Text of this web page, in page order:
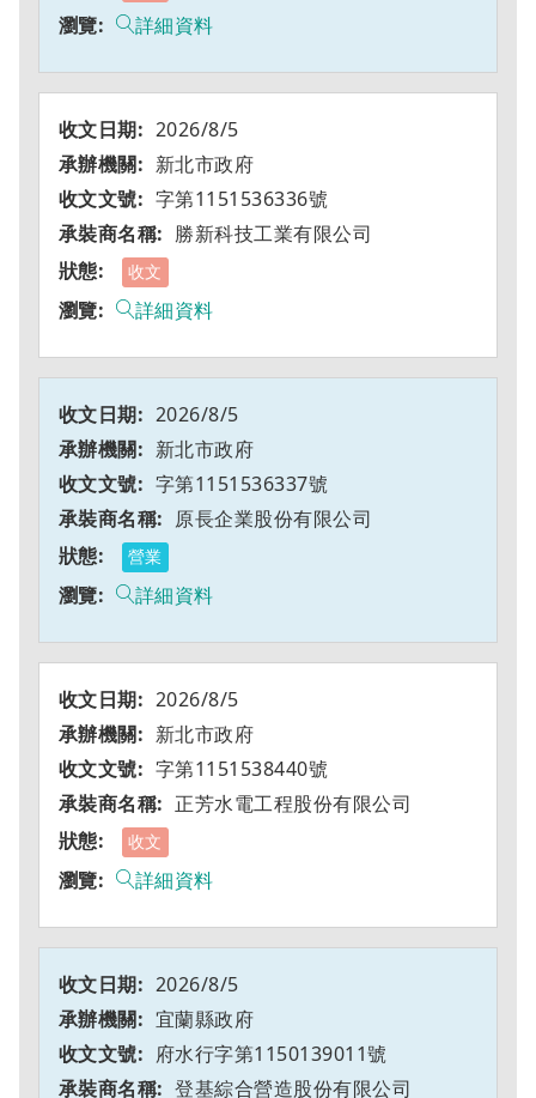
詳細資料
2026/8/5
新北市政府
字第1151536336號
勝新科技工業有限公司
收文
詳細資料
2026/8/5
新北市政府
字第1151536337號
原長企業股份有限公司
營業
詳細資料
2026/8/5
新北市政府
字第1151538440號
正芳水電工程股份有限公司
收文
詳細資料
2026/8/5
宜蘭縣政府
府水行字第1150139011號
登基綜合營造股份有限公司